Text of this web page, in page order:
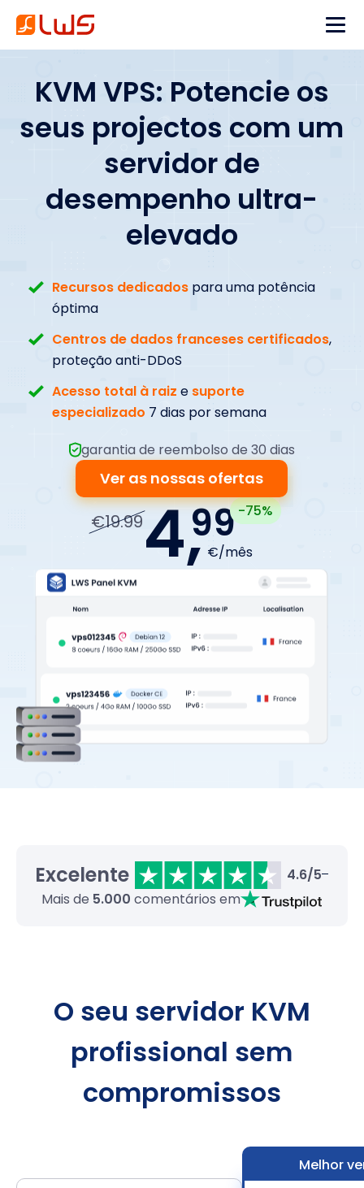
KVM VPS: Potencie os
seus projectos com um
servidor de
desempenho ultra-
elevado
Recursos dedicadospara uma potência
óptima
Centros de dados franceses certificados,
proteção anti-DDoS
Acesso total à raiz e suporte
especializado 7 dias por semana
€19.994,99
€/mês
-75%
Ver as nossas ofertas
garantia de reembolso de 30 dias
Excelente
4.6/5
Mais de 5.000 comentários em
O seu servidor KVM
profissional sem
compromissos
Melhor